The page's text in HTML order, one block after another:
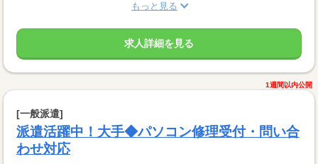
もっと見る
求人詳細を見る
1週間以内公開
[一般派遣]
派遣活躍中！大手◆パソコン修理受付・問い合
わせ対応